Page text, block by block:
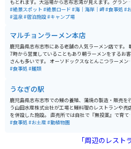
もとれます。大浴場から志布志湾が見えます。グラン
ングもできます。 入浴料、大人520円 駐車場あり、
#絶景スポット #絶景ロード #海｜海岸｜岬#食事処 #
#温泉#宿泊施設#キャンプ場
マルチョンラーメン本店
鹿児島県志布志市にある老舗の人気ラーメン店です。
7時から営業していることもあり朝ラーメンをするお客
さんも多いです。 オーソドックスなとんこつラーメン
鹿児島特有の甘味のある醤油を使っておりスープまで飲
#食事処 #麺類
うなぎの駅
鹿児島県志布志市での鰻の養殖、蒲焼の製造・販売を
う山田水産株式会社が工場と鰻料理のレストランや売
を併設した施設。 直売所では自社で『無投薬』で育て
鰻を使用した商品を初め、様々なブランドの鰻商品を販
空パックや鰻ギフトを中心に、自社製品のししゃも、さ
んま商品もあります。 また、お弁当、惣菜、地元の農水
#食事処 #お土産#動植物園
「周辺のレス